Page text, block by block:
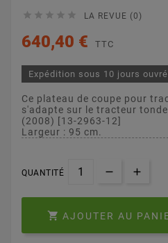
     LA REVUE (0)
640,40 € TTC
Expédition sous 10 jours
Ce plateau de coupe pour
s'adapte sur le tracteur
(2008) [13-2963-12]
Largeur : 95 cm.
QUANTITÉ
 AJOUTER AU